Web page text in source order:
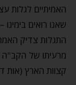
האמיתיים לגלות
שאנו רואים
התגלות צדיק
מרעיתו של
קצוות הארץ (אות